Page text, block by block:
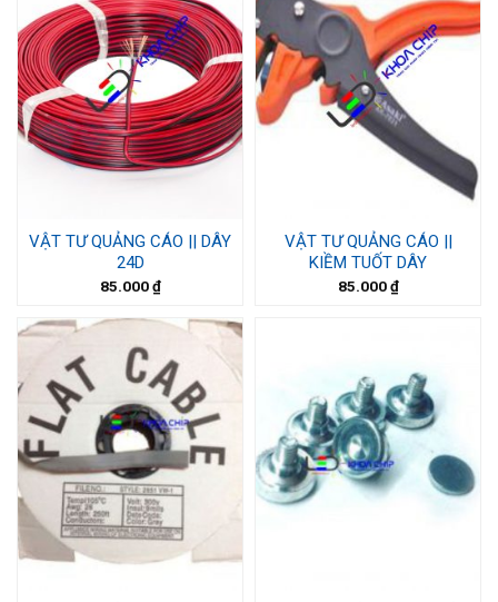
VẬT TƯ QUẢNG CÁO || DÂY
24D
85.000₫
VẬT TƯ QUẢNG CÁO ||
KIỀM TUỐT DÂY
85.000₫